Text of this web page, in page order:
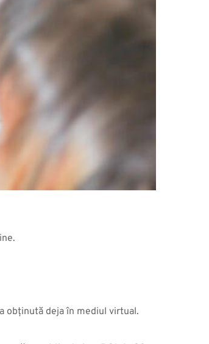
obținută deja în mediul virtual.